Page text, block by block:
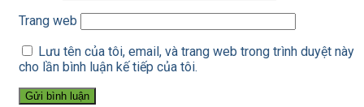
Trang web
Lưu tên của tôi, email, và trang web trong trình duyệt này
cho lần bình luận kế tiếp của tôi.